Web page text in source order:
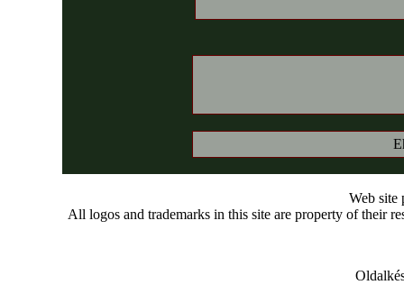
Web site
All logos and trademarks in this site are property of their